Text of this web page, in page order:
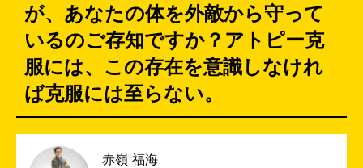
が、あなたの体を外敵から守って
いるのご存知ですか？アトピー克
服には、この存在を意識しなけれ
ば克服には至らない。
赤嶺 福海